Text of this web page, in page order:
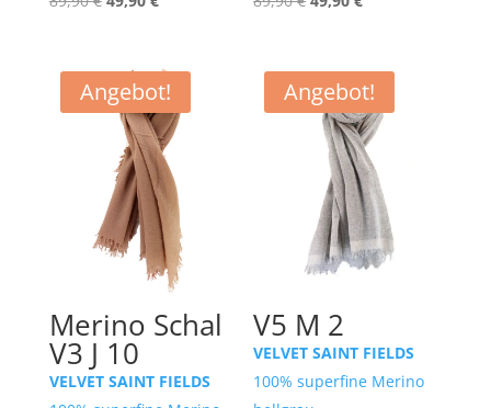
89,90 €49,90 €.
89,90 €49,90 €.
Angebot!
Merino Schal
V3 J 10
VELVET SAINT FIELDS
Angebot!
V5 M 2
VELVET SAINT FIELDS
100% superfine Merino